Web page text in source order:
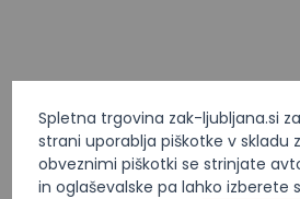
Spletna trgovina zak-ljubljana.si
strani uporablja piškotke v skladu
obveznimi piškotki se strinjate
in oglaševalske pa lahko izberete